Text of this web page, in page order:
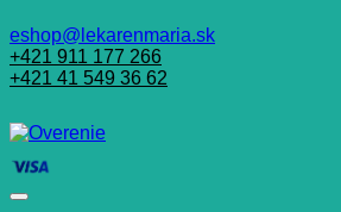
eshop@lekarenmaria.sk
+421 911 177 266
+421 41 549 36 62